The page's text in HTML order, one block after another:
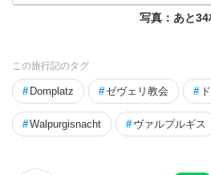
写真：あと34
この旅行記のタグ
# Domplatz #ゼヴェリ教会 #
#Walpurgisnacht # ヴァルプルギス